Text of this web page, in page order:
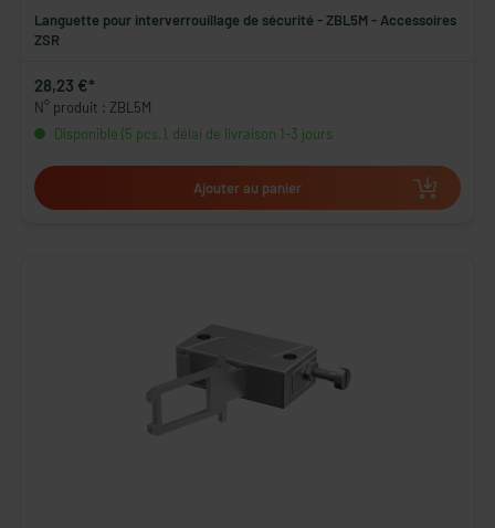
Languette pour interverrouillage de sécurité - ZBL5M - Accessoires
ZSR
28,23 €*
N° produit : ZBL5M
Disponible (5 pcs.), délai de livraison 1-3 jours
Ajouter au panier